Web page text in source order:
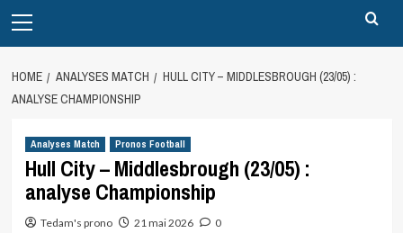
Menu
HOME ANALYSES MATCH
HULL CITY – MIDDLESBROUGH (23/05) :
ANALYSE CHAMPIONSHIP
Analyses Match Pronos Football
Hull City – Middlesbrough (23/05) :
analyse Championship
Tedam's prono 21 mai 2026 0